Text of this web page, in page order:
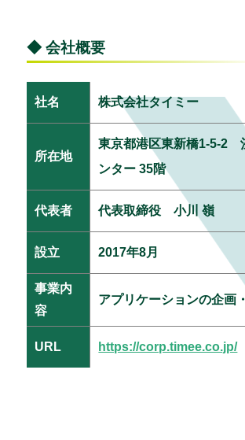
◆ 会社概要
社名 株式会社タイミー
所在地
東京都港区東新橋1-5-2
ンター 35階
代表者 代表取締役 小川 嶺
設立 2017年8月
事業内
容
アプリケーションの企画
URL https://corp.timee.co.jp/